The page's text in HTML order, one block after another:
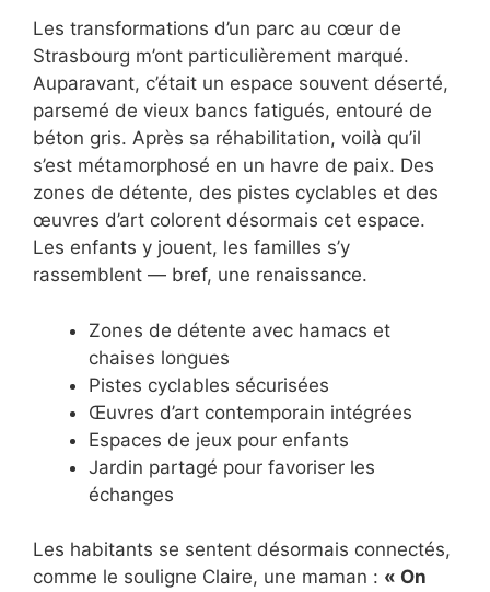
Les transformations d’un parc au cœur de
Strasbourg m’ont particulièrement marqué.
Auparavant, c’était un espace souvent déserté,
parsemé de vieux bancs fatigués, entouré de
béton gris. Après sa réhabilitation, voilà qu’il
s’est métamorphosé en un havre de paix. Des
zones de détente, des pistes cyclables et des
œuvres d’art colorent désormais cet espace.
Les enfants y jouent, les familles s’y
rassemblent — bref, une renaissance.
Zones de détente avec hamacs et
chaises longues
Pistes cyclables sécurisées
Œuvres d’art contemporain intégrées
Espaces de jeux pour enfants
Jardin partagé pour favoriser les
échanges
Les habitants se sentent désormais connectés,
comme le souligne Claire, une maman : « On